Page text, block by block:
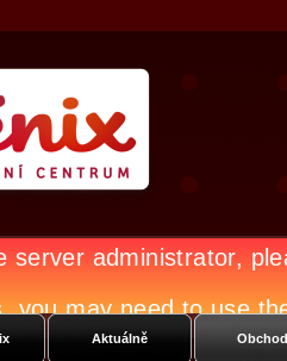
Fénix
Aktuálně